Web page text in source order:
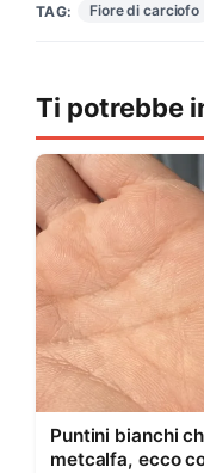
TAG: Fiore di carciofo
Ti potrebbe
Puntini bianchi
metcalfa, ecco